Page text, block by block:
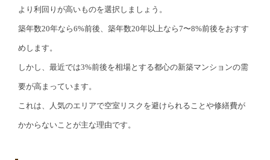
より利回りが高いものを選択しましょう。
築年数20年なら6%前後、築年数20年以上なら7〜8%前後をおすす
めします。
しかし、最近では3%前後を相場とする都心の新築マンションの需
要が高まっています。
これは、人気のエリアで空室リスクを避けられることや修繕費が
かからないことが主な理由です。